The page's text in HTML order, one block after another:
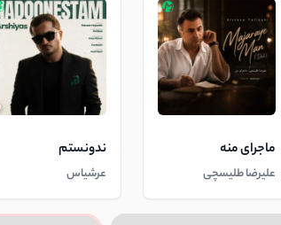
ماجرای منه
علیرضا طلیسچی
ندونستم
عرشیاس